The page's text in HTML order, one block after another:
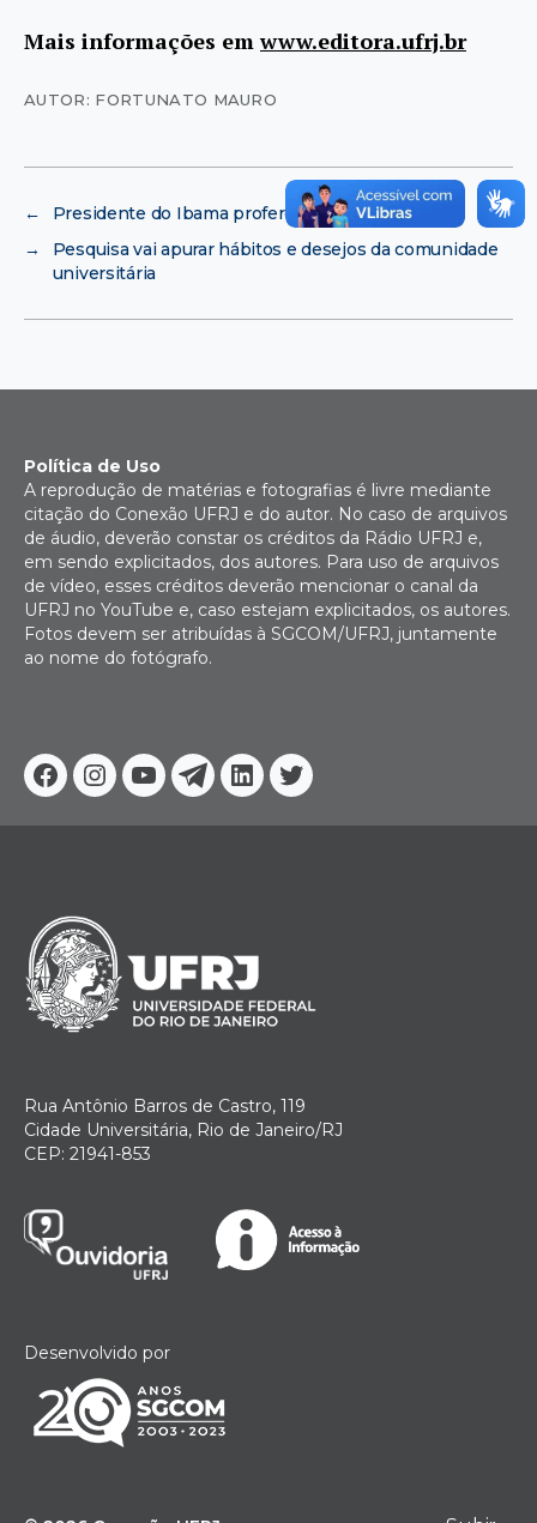
Mais informações emwww.editora.ufrj.br
AUTOR: FORTUNATO MAURO
←
Presidente do Ibama profere palestra na UFRJ
→
Pesquisa vai apurar hábitos e desejos da comunidade
universitária
Facebook
Instagram
YoutubeTelegram
Linkedin
Twitter
Política de Uso
A reprodução de matérias e fotografias é livre mediante
citação do Conexão UFRJ e do autor. No caso de arquivos
de áudio, deverão constar os créditos da Rádio UFRJ e,
em sendo explicitados, dos autores. Para uso de arquivos
de vídeo, esses créditos deverão mencionar o canal da
UFRJ no YouTube e, caso estejam explicitados, os autores.
Fotos devem ser atribuídas à SGCOM/UFRJ, juntamente
ao nome do fotógrafo.
Rua Antônio Barros de Castro, 119
Cidade Universitária, Rio de Janeiro/RJ
CEP: 21941-853
Desenvolvido por